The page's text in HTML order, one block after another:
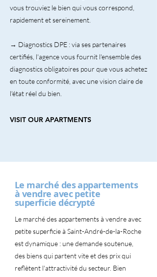
vous trouviez le bien qui vous correspond,
rapidement et sereinement.
→ Diagnostics DPE : via ses partenaires
certifiés, l'agence vous fournit l'ensemble des
diagnostics obligatoires pour que vous achetez
en toute conformité, avec une vision claire de
l'état réel du bien.
VISIT OUR APARTMENTS
Le marché des appartements
à vendre avec petite
superficie décrypté
Le marché des appartements à vendre avec
petite superficie à Saint-André-de-la-Roche
est dynamique : une demande soutenue,
des biens qui partent vite et des prix qui
reflètent l'attractivité du secteur. Bien